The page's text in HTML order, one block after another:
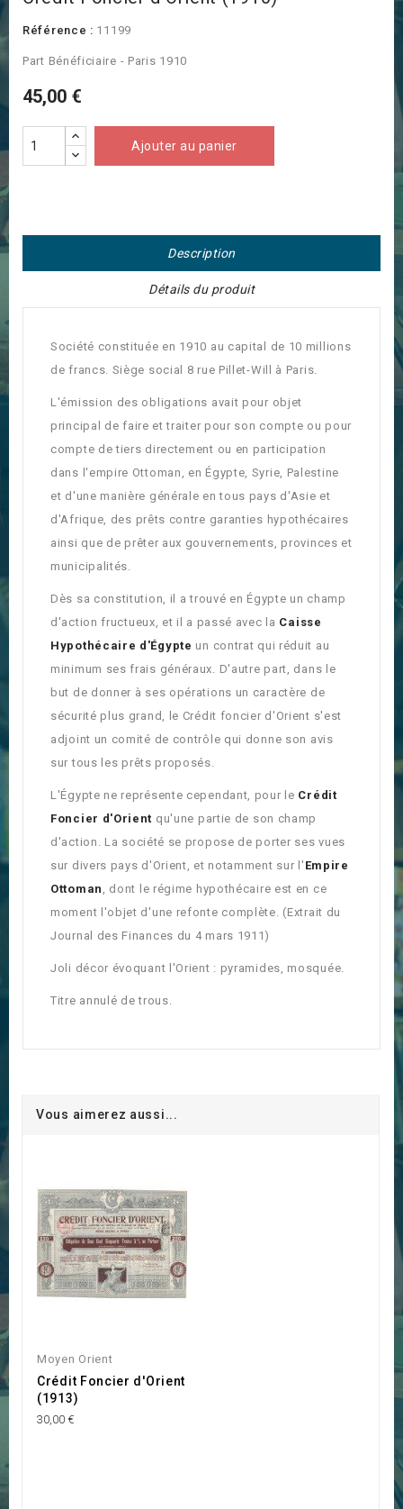
Référence : 11199
Part Bénéficiaire - Paris 1910
45,00 €
Ajouter au panier
Description
Détails du produit
Société constituée en 1910 au capital de 10 millions
de francs. Siège social 8 rue Pillet-Will à Paris.
L'émission des obligations avait pour objet
principal de faire et traiter pour son compte ou pour
compte de tiers directement ou en participation
dans l'empire Ottoman, en Égypte, Syrie, Palestine
et d'une manière générale en tous pays d'Asie et
d'Afrique, des prêts contre garanties hypothécaires
ainsi que de prêter aux gouvernements, provinces et
municipalités.
Dès sa constitution, il a trouvé en Égypte un champ
d'action fructueux, et il a passé avec la Caisse
Hypothécaire d'Égypte un contrat qui réduit au
minimum ses frais généraux. D'autre part, dans le
but de donner à ses opérations un caractère de
sécurité plus grand, le Crédit foncier d'Orient s'est
adjoint un comité de contrôle qui donne son avis
sur tous les prêts proposés.
L'Égypte ne représente cependant, pour le Crédit
Foncier d'Orient qu'une partie de son champ
d'action. La société se propose de porter ses vues
sur divers pays d'Orient, et notamment sur l' Empire
Ottoman , dont le régime hypothécaire est en ce
moment l'objet d'une refonte complète. (Extrait du
Journal des Finances du 4 mars 1911)
Joli décor évoquant l'Orient : pyramides, mosquée.
Titre annulé de trous.
Vous aimerez aussi...
Moyen Orient
Crédit Foncier d'Orient
(1913)
30,00 €